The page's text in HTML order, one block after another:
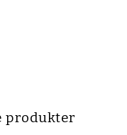
produkter